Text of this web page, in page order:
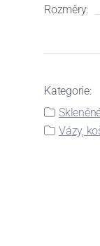
Rozměry:
Kategorie:
Vázy,